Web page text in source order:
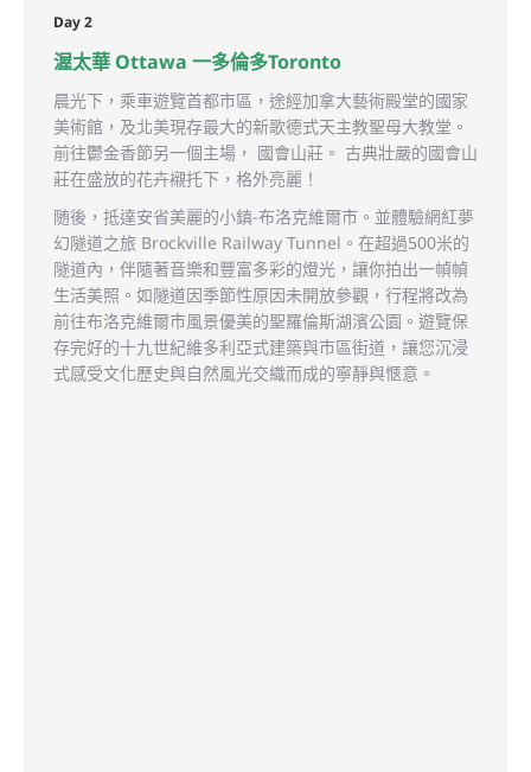
Day 2
渥太華 Ottawa 一多倫多Toronto
晨光下，乘車遊覽首都市區，途經加拿大藝術殿堂的國家
美術館，及北美現存最大的新歌德式天主教聖母大教堂。
前往鬱金香節另一個主場， 國會山莊。 古典壯嚴的國會山
莊在盛放的花卉襯托下，格外亮麗！
随後，抵達安省美麗的小鎮-布洛克維爾市。並體驗網紅夢
幻隧道之旅 Brockville Railway Tunnel。在超過500米的
隧道內，伴隨著音樂和豐富多彩的燈光，讓你拍出一幀幀
生活美照。如隧道因季節性原因未開放參觀，行程將改為
前往布洛克維爾市風景優美的聖羅倫斯湖濱公園。遊覽保
存完好的十九世紀維多利亞式建築與市區街道，讓您沉浸
式感受文化歷史與自然風光交織而成的寧靜與愜意。